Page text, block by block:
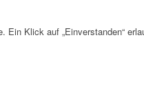
Ein Klick auf „Einverstanden“